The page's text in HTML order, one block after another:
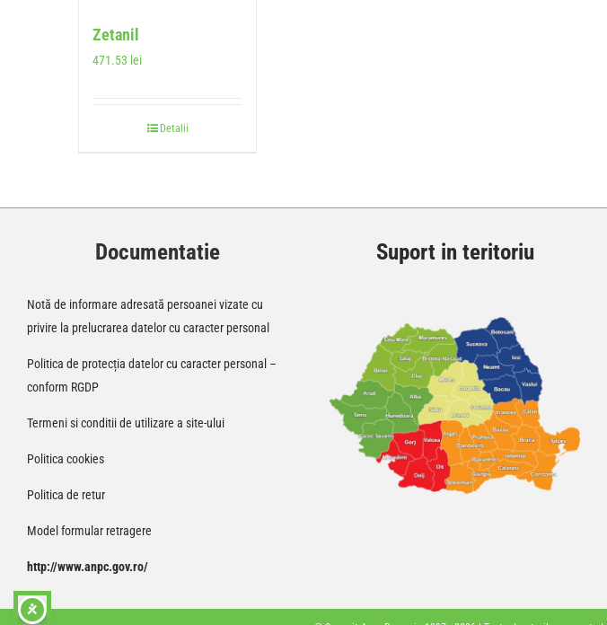
Zetanil
471.53 lei
Detalii
Documentatie
Notă de informare adresată persoanei vizate cu
privire la prelucrarea datelor cu caracter personal
Politica de protecția datelor cu caracter personal –
conform RGDP
Termeni si conditii de utilizare a site-ului
Politica cookies
Politica de retur
Model formular retragere
http://www.anpc.gov.ro/
Suport in teritoriu